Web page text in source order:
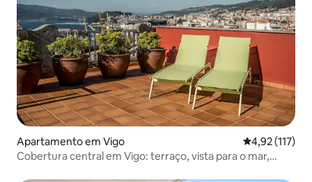
Apartamento em Vigo Classificação
4,92 (117)
Cobertura central em Vigo: terraço, vista para o mar,